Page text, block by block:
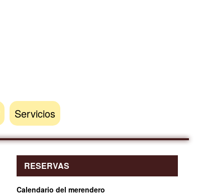
Servicios
RESERVAS
Calendario del merendero